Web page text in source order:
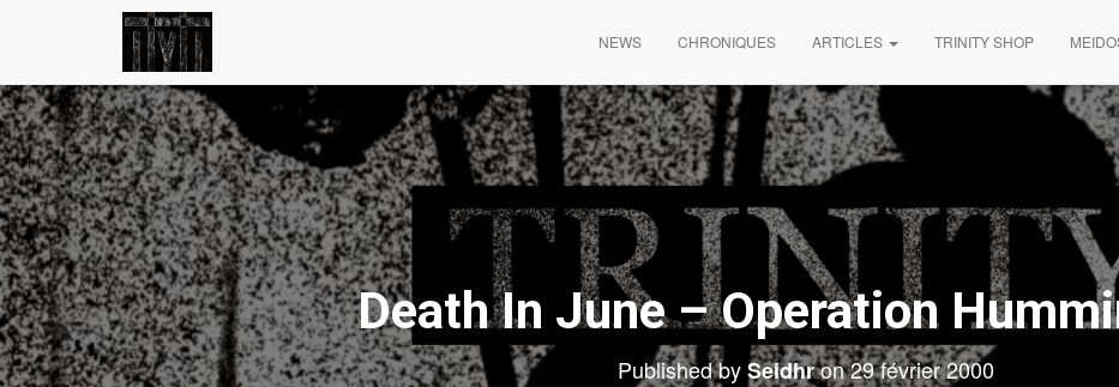
NEWS CHRONIQUES ARTICLES TRINITY SHOP
Death In June – Operation
Published bySeidhron29 février 2000